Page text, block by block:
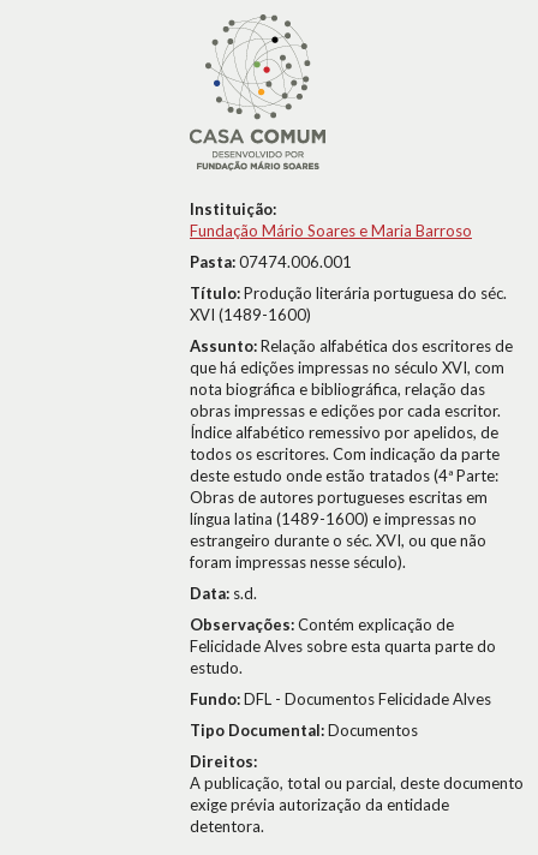
Instituição:
Fundação Mário Soares e Maria Barroso
Pasta:07474.006.001
Título:Produção literária portuguesa do séc.
XVI (1489-1600)
Assunto:Relação alfabética dos escritores de
que há edições impressas no século XVI, com
nota biográfica e bibliográfica, relação das
obras impressas e edições por cada escritor.
Índice alfabético remessivo por apelidos, de
todos os escritores. Com indicação da parte
deste estudo onde estão tratados (4ª Parte:
Obras de autores portugueses escritas em
língua latina (1489-1600) e impressas no
estrangeiro durante o séc. XVI, ou que não
foram impressas nesse século).
Data: s.d.
Observações:Contém explicação de
Felicidade Alves sobre esta quarta parte do
estudo.
Fundo:DFL - Documentos Felicidade Alves
Tipo Documental:Documentos
Direitos:
A publicação, total ou parcial, deste documento
exige prévia autorização da entidade
detentora.